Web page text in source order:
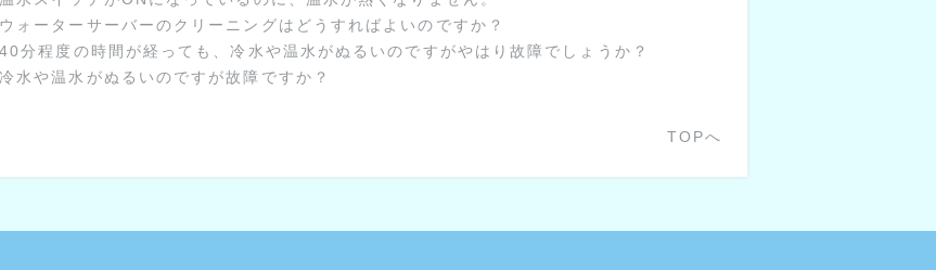
ウォーターサーバーのクリーニングはどうすればよいのですか？
40分程度の時間が経っても、冷水や温水がぬるいのですがやはり故障でしょうか？
冷水や温水がぬるいのですが故障ですか？
TOPへ